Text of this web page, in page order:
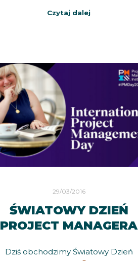
Czytaj dalej
29/03/2016
ŚWIATOWY DZIEŃ
PROJECT MANAGERA
Dziś obchodzimy Światowy Dzień